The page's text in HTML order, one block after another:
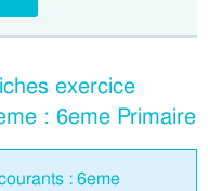
exercice
: 6eme Primaire
: 6eme